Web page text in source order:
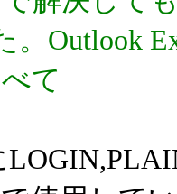
。Outlook
て